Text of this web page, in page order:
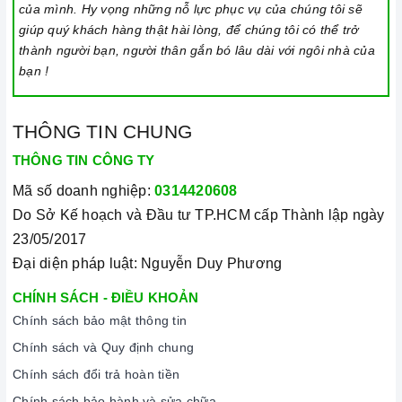
3. Tại sao nên chọn mua sản phẩm tại Home Best?
Cam kết hàng chính hãng:Chúng tôi cam kết cung cấp sản
phẩm chính hãng 100%, có nguồn gốc, xuất xứ và chứng từ
lắp đặt, chế độ bảo hành chính hãng, hậu mãi chuyên
nghiệp, đảm bảo rằng quý khách sẽ có trải nghiệm tuyệt vời
và không gặp bất kỳ khó khăn nào trong quá trình sử dụng
sản phẩm.
Vận chuyển lắp đặt nhanh chóng:
nhân viên và kỹ thuật viên chuyên nghiệp, tận tâm sẽ đồng
hành cùng quý khách trong quá trình mua sắm và sử dụng
của mình. Hy vọng những nỗ lực phục vụ của chúng tôi sẽ
giúp quý khách hàng thật hài lòng, để chúng tôi có thể trở
thành người bạn, người thân gắn bó lâu dài với ngôi nhà của
bạn !
THÔNG TIN CHUNG
THÔNG TIN CÔNG TY
Mã số doanh nghiệp: 0314420608
Do Sở Kế hoạch và Đầu tư TP.HCM cấp Thành lập ngày
23/05/2017
Đại diện pháp luật: Nguyễn Duy Phương
CHÍNH SÁCH - ĐIỀU KHOẢN
Chính sách bảo mật thông tin
Chính sách và Quy định chung
Chính sách đổi trả hoàn tiền